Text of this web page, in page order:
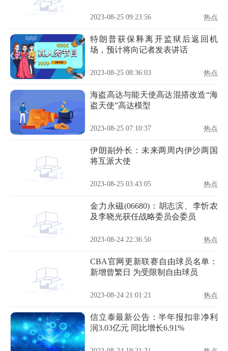
2023-08-25 09:23:56 热点
特朗普获保释离开监狱后返回机
场，预计将向记者发表讲话
2023-08-25 08:36:03 热点
海盗高达与能天使高达混搭改造“海
盗天使”高达模型
2023-08-25 07:10:37 热点
伊朗副外长：未来两周内伊沙两国
将互派大使
2023-08-25 03:43:05 热点
金力永磁(06680)：胡志滨、李忻农
及李晓光获任战略委员会委员
2023-08-24 22:36:50 热点
CBA官网更新联赛自由球员名单：
新增曾繁日 为受限制自由球员
2023-08-24 21:01:21 热点
信立泰最新公告：半年报扣非净利
润3.03亿元 同比增长6.91%